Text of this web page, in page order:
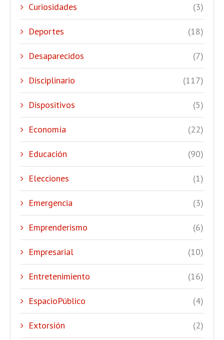
Curiosidades (3)
Deportes (18)
Desaparecidos (7)
Disciplinario (117)
Dispositivos (5)
Economía (22)
Educación (90)
Elecciones (1)
Emergencia (3)
Emprenderismo (6)
Empresarial (10)
Entretenimiento (16)
EspacioPúblico (4)
Extorsión (2)